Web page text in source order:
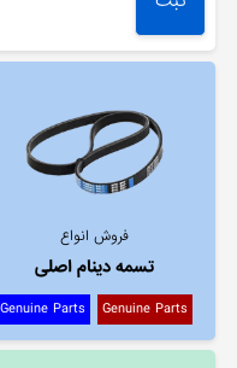
فروش انواع
تسمه دینام اصلی
Genuine Parts
Genuine Parts